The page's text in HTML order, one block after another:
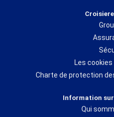
Les cookies
Charte de protection
Information
Qui